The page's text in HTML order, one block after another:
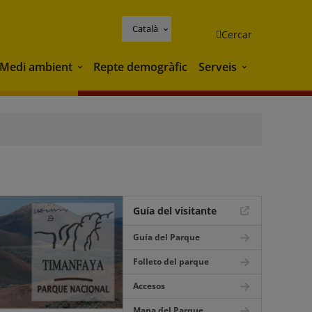
Català Cercar
Medi ambient Medi ambient
Repte demogràfic Serveis Serveis
Guía del visitante
Guía del Parque
Folleto del parque
Accesos